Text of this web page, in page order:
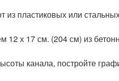
из пластиковых или
12 х 17 см. (204 см) из
канала, постройте